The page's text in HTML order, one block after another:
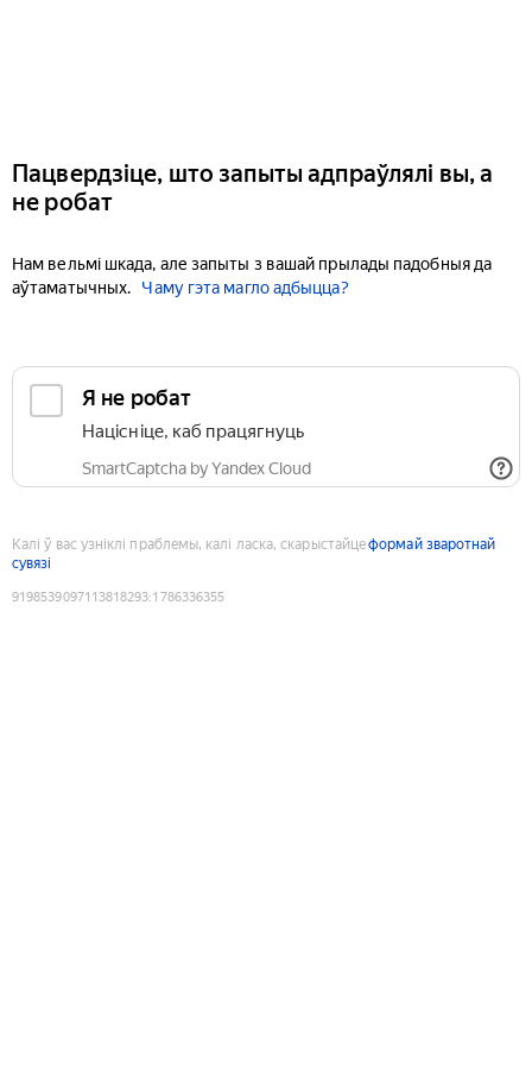
Пацвердзіце, што запыты адпраўлялі вы, а
не робат
Нам вельмі шкада, але запыты з вашай прылады падобныя да
аўтаматычных.
Чаму гэта магло адбыцца?
Я не робат
Націсніце, каб працягнуць
SmartCaptcha by Yandex Cloud
Калі ў вас узніклі праблемы, калі ласка, скарыстайцеформай зваротнай
сувязі
9198539097113818293:1786336355